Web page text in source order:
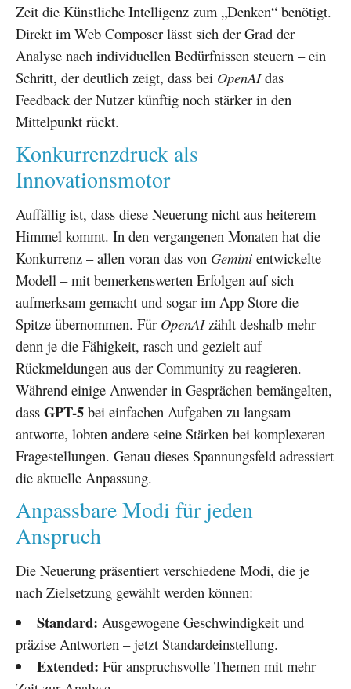
Zeit die Künstliche Intelligenz zum „Denken“ benötigt.
Direkt im Web Composer lässt sich der Grad der
Analyse nach individuellen Bedürfnissen steuern – ein
Schritt, der deutlich zeigt, dass bei OpenAIdas
Feedback der Nutzer künftig noch stärker in den
Mittelpunkt rückt.
Konkurrenzdruck als
Innovationsmotor
Auffällig ist, dass diese Neuerung nicht aus heiterem
Himmel kommt. In den vergangenen Monaten hat die
Konkurrenz – allen voran das von Gemini entwickelte
Modell – mit bemerkenswerten Erfolgen auf sich
aufmerksam gemacht und sogar im App Store die
Spitze übernommen. Für OpenAIzählt deshalb mehr
denn je die Fähigkeit, rasch und gezielt auf
Rückmeldungen aus der Community zu reagieren.
Während einige Anwender in Gesprächen bemängelten,
dass GPT-5 bei einfachen Aufgaben zu langsam
antworte, lobten andere seine Stärken bei komplexeren
Fragestellungen. Genau dieses Spannungsfeld adressiert
die aktuelle Anpassung.
Anpassbare Modi für jeden
Anspruch
Die Neuerung präsentiert verschiedene Modi, die je
nach Zielsetzung gewählt werden können:
Standard: Ausgewogene Geschwindigkeit und
präzise Antworten – jetzt Standardeinstellung.
Extended: Für anspruchsvolle Themen mit mehr